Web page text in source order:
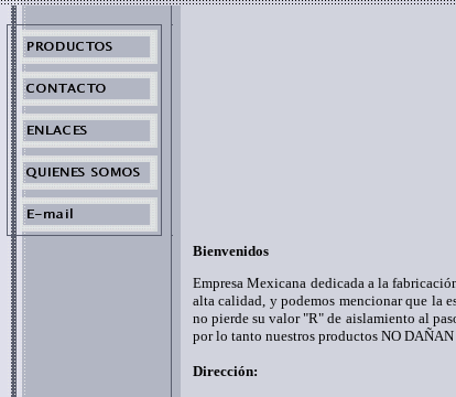
Bienvenidos
Empresa Mexicana dedicada a la
alta calidad, y podemos mencionar que la
no pierde su valor "R" de aislamiento al
por lo tanto nuestros productos NO
Dirección: